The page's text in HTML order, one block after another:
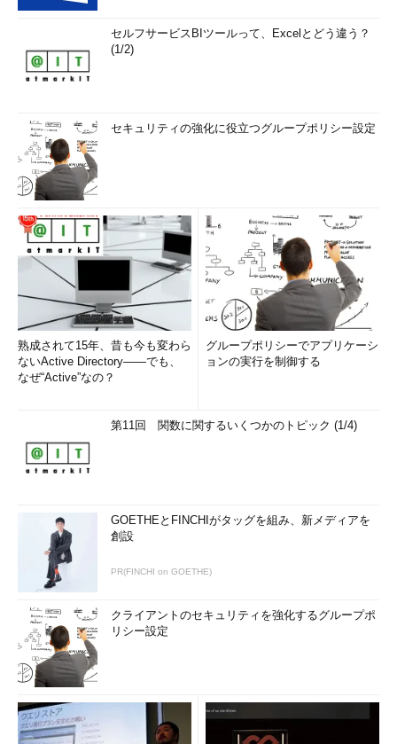
USB Type-CとUSB PDの関係
USB PD 3.0は、USB Type-Cコネクターの電源機能を強化す
る仕様である。
USB PDの最大の特徴は、その名前にあるように電力供給能力
を拡大し、USB Type-Cコネクターを介して最大100Wの電力を
扱えるようにすることだ。ただしUSB PDは、USB PD対応ポー
ト同士が接続した場合のみに有効となり、接続しているポートの
片側がUSB PDに対応していなければ、従来のUSB 2.0／3.2、
USB Type-CやUSB-BC（Battery Charge）といった仕様に基づ
いて電力供給が行われ、この場合、出力電圧は5Vのみとなる。
USB PDでは、必ず5V／9V／15V／20Vの固定電圧出力が可能
で、5V／9V／15Vの場合には、最大3Aの出力が行える。また、
20Vでは最大5Aの出力（この場合に100Wとなる）が可能になる
までの出力が行える。また、オプションで電圧を変更できるプロ
グラマブル電源、独自の給電方式などをサポートできる。
ただし、USB Type-Cポートの全てがUSB PDを実装している
という位置付けになるからだ。USB PDを使ってUSB Type-Cコ
ネクターから給電を受けるPCでも、全てのUSB Type-Cポートが
USB PD対応しているわけではない点に注意したい。
USB PDには誤解が多い。というのも、USB PDの仕様が成立
セルフサービスBIツールって、Excelとどう違う？
(1/2)
セキュリティの強化に役立つグループポリシー設定
熟成されて15年、昔も今も変わら
ないActive Directory――でも、
なぜ“Active”なの？
グループポリシーでアプリケーシ
ョンの実行を制御する
第11回 関数に関するいくつかのトピック (1/4)
GOETHEとFINCHIがタッグを組み、新メディアを
創設
PR(FINCHI on GOETHE)
クライアントのセキュリティを強化するグループポ
リシー設定